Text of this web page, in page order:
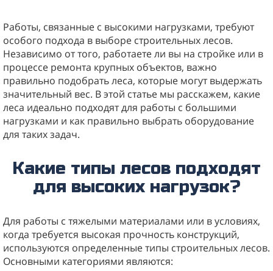
Работы, связанные с высокими нагрузками, требуют
особого подхода в выборе строительных лесов.
Независимо от того, работаете ли вы на стройке или в
процессе ремонта крупных объектов, важно
правильно подобрать леса, которые могут выдержать
значительный вес. В этой статье мы расскажем, какие
леса идеально подходят для работы с большими
нагрузками и как правильно выбрать оборудование
для таких задач.
Какие типы лесов подходят
для высоких нагрузок?
Для работы с тяжелыми материалами или в условиях,
когда требуется высокая прочность конструкций,
используются определенные типы строительных лесов.
Основными категориями являются: